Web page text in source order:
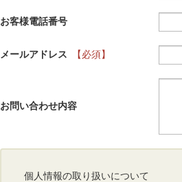
お客様電話番号
メールアドレス 【必須】
お問い合わせ内容
個人情報の取り扱いについて